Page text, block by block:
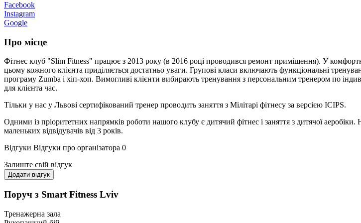
Facebook
Instagram
Google
Про місце
Фітнес клуб "Slim Fitness" працює з 2013 року (в 2016 році проводився ремонт приміщення). У
цьому кожного клієнта приділяється достатньо уваги. Групові класи включають функціональні
програму Zumba і хіп-хоп. Вимогливі клієнти вибирають тренування з персональним тренером по
для клієнта час.
Тільки у нас у Львові сертифікований тренер проводить заняття з Мілітарі фітнесу за версією ICIPS.
Одними із пріоритетних напрямків роботи нашого клубу є дитячий фітнес і заняття з дитячої
маленьких відвідувачів від 3 років.
Відгуки Відгуки про організатора 0
Залиште свій відгук
Додати відгук
Поруч з Smart Fitness Lviv
Тренажерна зала